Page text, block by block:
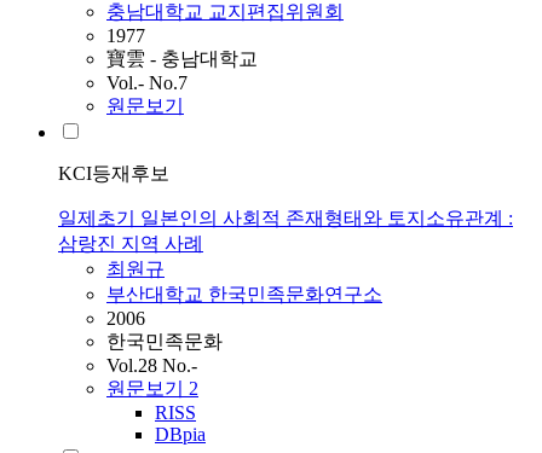
충남대학교 교지편집위원회
1977
寶雲 - 충남대학교
Vol.- No.7
원문보기
KCI등재후보
일제초기 일본인의 사회적 존재형태와 토지소유관계 :
삼랑진 지역 사례
최원규
부산대학교 한국민족문화연구소
2006
한국민족문화
Vol.28 No.-
원문보기 2
RISS
DBpia